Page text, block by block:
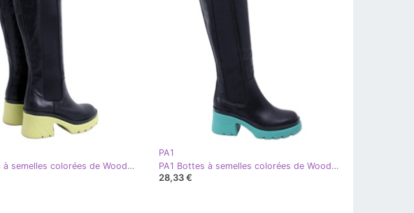
PA1 Bottes à semelles colorées de Woods NOIR/VERT
PA1
PA1 Bottes à semelles colorées de Woods NOIR/BLEU
28,33 €